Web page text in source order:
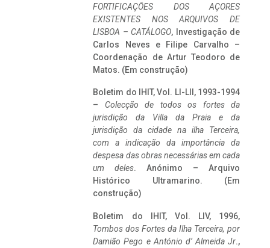
FORTIFICAÇÕES DOS AÇORES
EXISTENTES NOS ARQUIVOS DE
LISBOA – CATÁLOGO, Investigação de
Carlos Neves e Filipe Carvalho –
Coordenação de Artur Teodoro de
Matos. (Em construção)
Boletim do IHIT, Vol. LI-LII, 1993-1994
– Colecção de todos os fortes da
jurisdição da Villa da Praia e da
jurisdição da cidade na ilha Terceira,
com a indicação da importância da
despesa das obras necessárias em cada
um deles. Anónimo – Arquivo
Histórico Ultramarino. (Em
construção)
Boletim do IHIT, Vol. LIV, 1996,
Tombos dos Fortes da Ilha Terceira, por
Damião Pego e António d’ Almeida Jr.,